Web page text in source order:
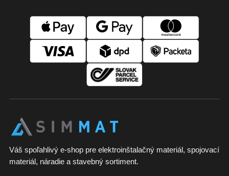
Váš spoľahlivý e-shop pre elektroinštalačný materiál, spojovací
materiál, náradie a stavebný sortiment.